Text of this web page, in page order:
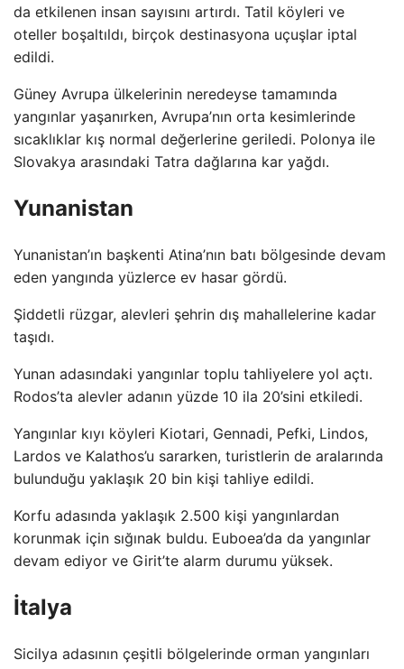
da etkilenen insan sayısını artırdı. Tatil köyleri ve
oteller boşaltıldı, birçok destinasyona uçuşlar iptal
edildi.
Güney Avrupa ülkelerinin neredeyse tamamında
yangınlar yaşanırken, Avrupa’nın orta kesimlerinde
sıcaklıklar kış normal değerlerine geriledi. Polonya ile
Slovakya arasındaki Tatra dağlarına kar yağdı.
Yunanistan
Yunanistan’ın başkenti Atina’nın batı bölgesinde devam
eden yangında yüzlerce ev hasar gördü.
Şiddetli rüzgar, alevleri şehrin dış mahallelerine kadar
taşıdı.
Yunan adasındaki yangınlar toplu tahliyelere yol açtı.
Rodos’ta alevler adanın yüzde 10 ila 20’sini etkiledi.
Yangınlar kıyı köyleri Kiotari, Gennadi, Pefki, Lindos,
Lardos ve Kalathos’u sararken, turistlerin de aralarında
bulunduğu yaklaşık 20 bin kişi tahliye edildi.
Korfu adasında yaklaşık 2.500 kişi yangınlardan
korunmak için sığınak buldu. Euboea’da da yangınlar
devam ediyor ve Girit’te alarm durumu yüksek.
İtalya
Sicilya adasının çeşitli bölgelerinde orman yangınları